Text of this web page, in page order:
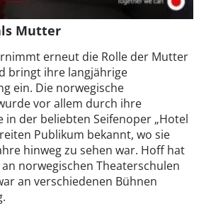
Mutter
erneut die Rolle der Mutter
bringt ihre langjährige
ein. Die norwegische
vor allem durch ihre
in der beliebten Seifenoper „Hotel
Publikum bekannt, wo sie
hinweg zu sehen war. Hoff hat
norwegischen Theaterschulen
an verschiedenen Bühnen